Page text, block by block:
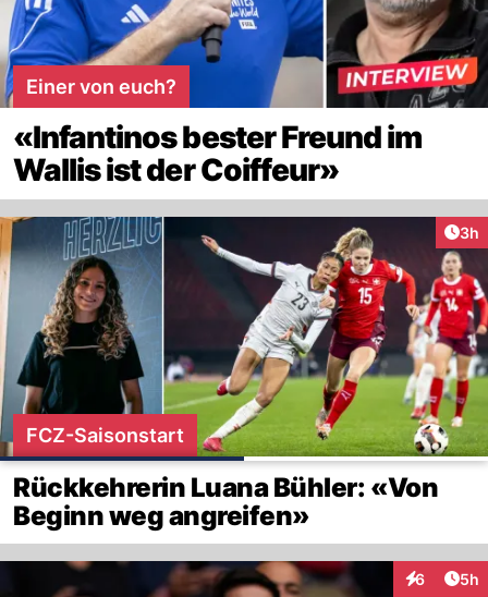
Einer von euch?
«Infantinos bester Freund im
Wallis ist der Coiffeur»
3h
FCZ-Saisonstart
Rückkehrerin Luana Bühler: «Von
Beginn weg angreifen»
6 5h